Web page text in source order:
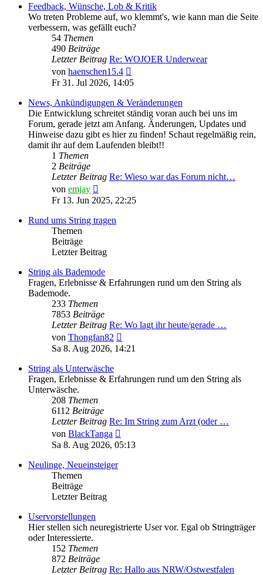
Feedback, Wünsche, Lob & Kritik
Wo treten Probleme auf, wo klemmt's, wie kann man die Seite
verbessern, was gefällt euch?
54 Themen
490 Beiträge
Letzter Beitrag Re: WOJOER Underwear
von haenschen15.4
Beitrag
Fr 31. Jul 2026, 14:05
News, Ankündigungen & Veränderungen
Die Entwicklung schreitet ständig voran auch bei uns im
Forum, gerade jetzt am Anfang. Änderungen, Updates und
Hinweise dazu gibt es hier zu finden! Schaut regelmäßig rein,
damit ihr auf dem Laufenden bleibt!!
1 Themen
2 Beiträge
Letzter Beitrag Re: Wieso war das Forum nicht…
von emjay
Beitrag
Fr 13. Jun 2025, 22:25
Rund ums String tragen
Themen
Beiträge
Letzter Beitrag
String als Bademode
Fragen, Erlebnisse & Erfahrungen rund um den String als
Bademode.
233 Themen
7853 Beiträge
Letzter Beitrag Re: Wo lagt ihr heute/gerade …
von Thongfan82
Beitrag
Sa 8. Aug 2026, 14:21
String als Unterwäsche
Fragen, Erlebnisse & Erfahrungen rund um den String als
Unterwäsche.
208 Themen
6112 Beiträge
Letzter Beitrag Re: Im String zum Arzt (oder …
von BlackTanga
Beitrag
Sa 8. Aug 2026, 05:13
Neulinge, Neueinsteiger
Themen
Beiträge
Letzter Beitrag
Uservorstellungen
Hier stellen sich neuregistrierte User vor. Egal ob Stringträger
oder Interessierte.
152 Themen
872 Beiträge
Letzter Beitrag Re: Hallo aus NRW/Ostwestfalen